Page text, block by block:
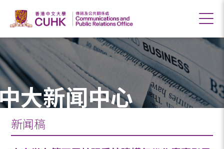
大新闻中心
新闻稿